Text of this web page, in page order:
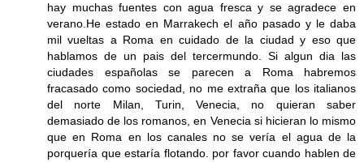
hay muchas fuentes con agua fresca y se agradece en
verano.He estado en Marrakech el año pasado y le daba
mil vueltas a Roma en cuidado de la ciudad y eso que
hablamos de un pais del tercermundo. Si algun dia las
ciudades españolas se parecen a Roma habremos
fracasado como sociedad, no me extraña que los italianos
del norte Milan, Turin, Venecia, no quieran saber
demasiado de los romanos, en Venecia si hicieran lo mismo
que en Roma en los canales no se vería el agua de la
porquería que estaría flotando. por favor cuando hablen de